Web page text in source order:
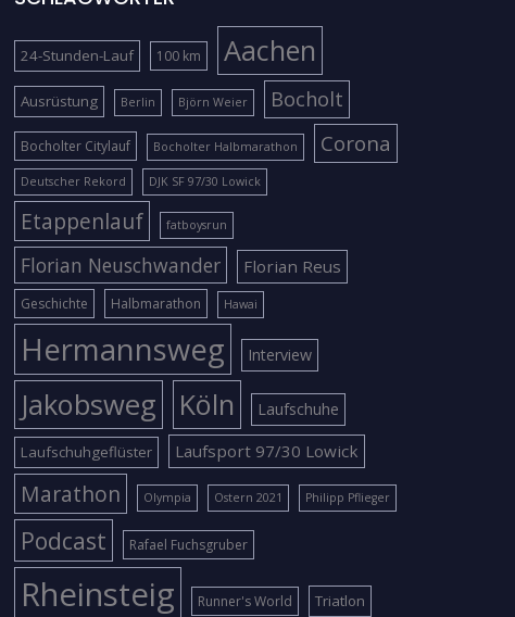
24-Stunden-Lauf 100 km Aachen
Ausrüstung Berlin Björn Weier Bocholt
Bocholter Citylauf Bocholter Halbmarathon Corona
Deutscher Rekord DJK SF 97/30 Lowick
Etappenlauf fatboysrun
Florian Neuschwander Florian Reus
Geschichte Halbmarathon Hawai
Hermannsweg Interview
Jakobsweg Köln Laufschuhe
Laufschuhgeflüster Laufsport 97/30 Lowick
Marathon Olympia Ostern 2021 Philipp Pflieger
Podcast Rafael Fuchsgruber
Rheinsteig Runner's World Triatlon